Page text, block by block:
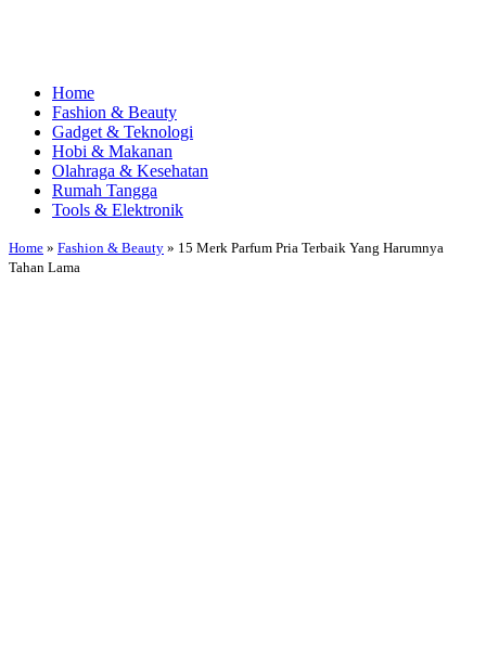
Home
Fashion & Beauty
Gadget & Teknologi
Hobi & Makanan
Olahraga & Kesehatan
Rumah Tangga
Tools & Elektronik
Home » Fashion & Beauty » 15 Merk Parfum Pria Terbaik Yang Harumnya
Tahan Lama